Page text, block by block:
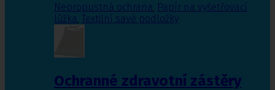
Nepropustná ochrana, Papír na vyšetřovací
lůžka, Textilní savé podložky
Ochranné zdravotní zástěry